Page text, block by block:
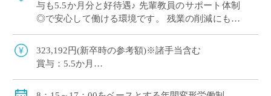
与も5.5か月分と好待遇♪ 先輩教員のサポート体制
◎で安心して働ける環境です。 残業の削減にも取
能です！ ■専任登用の可能性もあ […]
323,192円(新卒時の参考額)※諸手当含む
賞与：5.5か月